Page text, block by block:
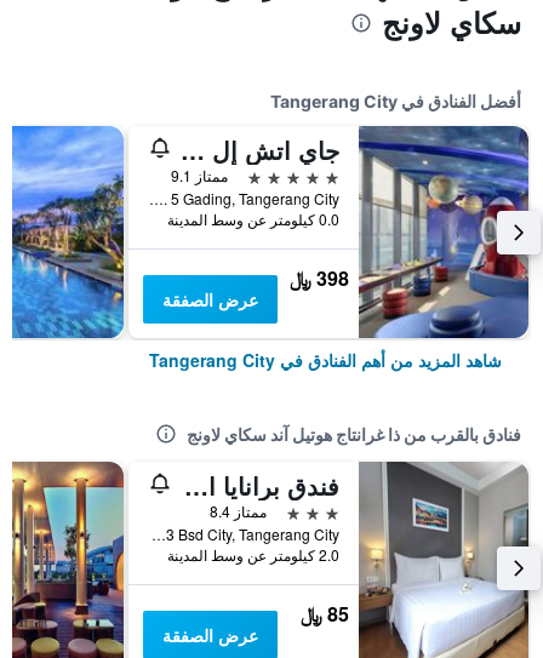
سكاي لاونج
أفضل الفنادق في Tangerang City
جاي اتش إل سوليتير جايدينج سيربونج
5 نجوم
ممتاز 9.1
Jl. Gading Serpong Boulevard Barat s No. 5 Gading, Tangerang City, إندونيسيا
0.0 كيلومتر عن وسط المدينة
398 ﷼
عرض الصفقة
شاهد المزيد من أهم الفنادق في Tangerang City
فنادق بالقرب من ذا غرانتاج هوتيل آند سكاي لاونج
فندق برانايا البوتيكي
3 نجوم
ممتاز 8.4
Commercial Park Cbd Bsd Lot VIII No.3 Bsd City, Tangerang City, إندونيسيا
2.0 كيلومتر عن وسط المدينة
85 ﷼
عرض الصفقة